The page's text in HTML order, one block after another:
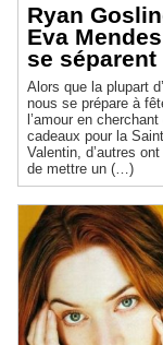
Ryan
Eva
se séparent
Alors que la plupart
nous se prépare à
l’amour en cherchant
cadeaux pour la Saint
Valentin, d’autres
de mettre un (…)